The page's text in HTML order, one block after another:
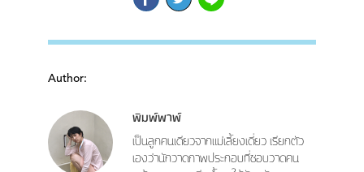
Author:
พิมพ์พาพ์
เป็นลูกคนเดียวจากแม่เลี้ยงเดี่ยว เรียกตัว
เองว่านักวาดภาพประกอบที่ชอบวาดคน